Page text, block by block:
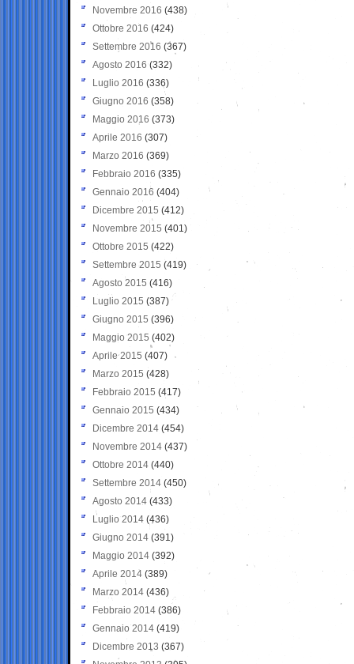
Novembre 2016 (438)
Ottobre 2016 (424)
Settembre 2016 (367)
Agosto 2016 (332)
Luglio 2016 (336)
Giugno 2016 (358)
Maggio 2016 (373)
Aprile 2016 (307)
Marzo 2016 (369)
Febbraio 2016 (335)
Gennaio 2016 (404)
Dicembre 2015 (412)
Novembre 2015 (401)
Ottobre 2015 (422)
Settembre 2015 (419)
Agosto 2015 (416)
Luglio 2015 (387)
Giugno 2015 (396)
Maggio 2015 (402)
Aprile 2015 (407)
Marzo 2015 (428)
Febbraio 2015 (417)
Gennaio 2015 (434)
Dicembre 2014 (454)
Novembre 2014 (437)
Ottobre 2014 (440)
Settembre 2014 (450)
Agosto 2014 (433)
Luglio 2014 (436)
Giugno 2014 (391)
Maggio 2014 (392)
Aprile 2014 (389)
Marzo 2014 (436)
Febbraio 2014 (386)
Gennaio 2014 (419)
Dicembre 2013 (367)